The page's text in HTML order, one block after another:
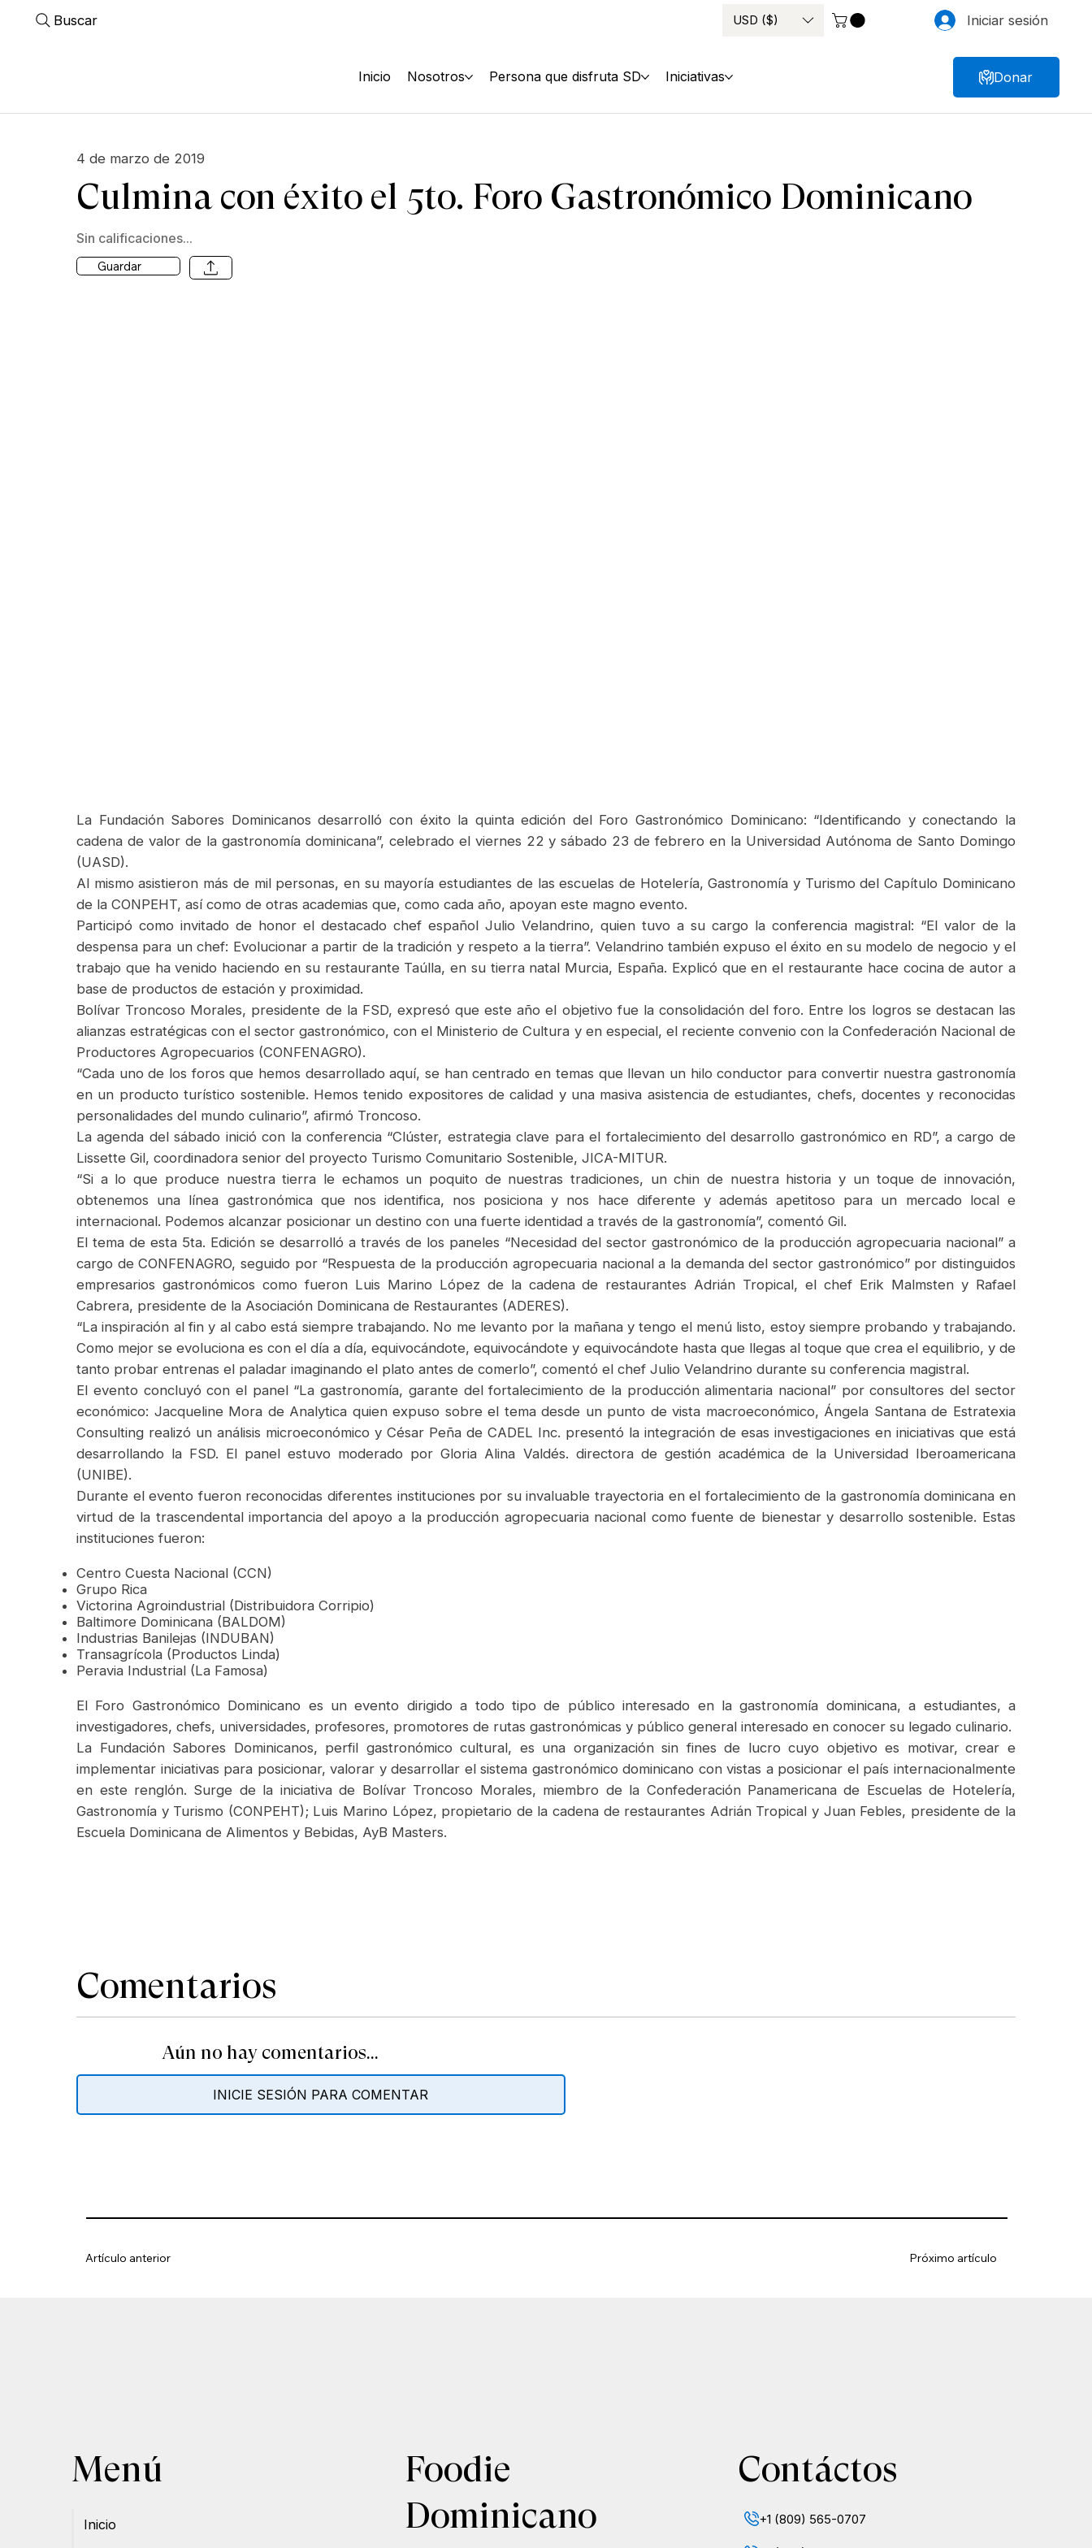
Buscar USD ($) Iniciar sesión
Inicio Nosotros Persona que disfruta SD Iniciativas Donar
4 de marzo de 2019
Culmina con éxito el 5to. Foro Gastronómico Dominicano
Sin calificaciones...
Guardar
La Fundación Sabores Dominicanos desarrolló con éxito la quinta edición del Foro Gastronómico Dominicano: “Identificando y conectando la
cadena de valor de la gastronomía dominicana”, celebrado el viernes 22 y sábado 23 de febrero en la Universidad Autónoma de Santo Domingo
(UASD).
Al mismo asistieron más de mil personas, en su mayoría estudiantes de las escuelas de Hotelería, Gastronomía y Turismo del Capítulo Dominicano
de la CONPEHT, así como de otras academias que, como cada año, apoyan este magno evento.
Participó como invitado de honor el destacado chef español Julio Velandrino, quien tuvo a su cargo la conferencia magistral: “El valor de la
despensa para un chef: Evolucionar a partir de la tradición y respeto a la tierra”. Velandrino también expuso el éxito en su modelo de negocio y el
trabajo que ha venido haciendo en su restaurante Taúlla, en su tierra natal Murcia, España. Explicó que en el restaurante hace cocina de autor a
base de productos de estación y proximidad.
Bolívar Troncoso Morales, presidente de la FSD, expresó que este año el objetivo fue la consolidación del foro. Entre los logros se destacan las
alianzas estratégicas con el sector gastronómico, con el Ministerio de Cultura y en especial, el reciente convenio con la Confederación Nacional de
Productores Agropecuarios (CONFENAGRO).
“Cada uno de los foros que hemos desarrollado aquí, se han centrado en temas que llevan un hilo conductor para convertir nuestra gastronomía
en un producto turístico sostenible. Hemos tenido expositores de calidad y una masiva asistencia de estudiantes, chefs, docentes y reconocidas
personalidades del mundo culinario”, afirmó Troncoso.
La agenda del sábado inició con la conferencia “Clúster, estrategia clave para el fortalecimiento del desarrollo gastronómico en RD”, a cargo de
Lissette Gil, coordinadora senior del proyecto Turismo Comunitario Sostenible, JICA-MITUR.
“Si a lo que produce nuestra tierra le echamos un poquito de nuestras tradiciones, un chin de nuestra historia y un toque de innovación,
obtenemos una línea gastronómica que nos identifica, nos posiciona y nos hace diferente y además apetitoso para un mercado local e
internacional. Podemos alcanzar posicionar un destino con una fuerte identidad a través de la gastronomía”, comentó Gil.
El tema de esta 5ta. Edición se desarrolló a través de los paneles “Necesidad del sector gastronómico de la producción agropecuaria nacional” a
cargo de CONFENAGRO, seguido por “Respuesta de la producción agropecuaria nacional a la demanda del sector gastronómico” por distinguidos
empresarios gastronómicos como fueron Luis Marino López de la cadena de restaurantes Adrián Tropical, el chef Erik Malmsten y Rafael
Cabrera, presidente de la Asociación Dominicana de Restaurantes (ADERES).
“La inspiración al fin y al cabo está siempre trabajando. No me levanto por la mañana y tengo el menú listo, estoy siempre probando y trabajando.
Como mejor se evoluciona es con el día a día, equivocándote, equivocándote y equivocándote hasta que llegas al toque que crea el equilibrio, y de
tanto probar entrenas el paladar imaginando el plato antes de comerlo”, comentó el chef Julio Velandrino durante su conferencia magistral.
El evento concluyó con el panel “La gastronomía, garante del fortalecimiento de la producción alimentaria nacional” por consultores del sector
económico: Jacqueline Mora de Analytica quien expuso sobre el tema desde un punto de vista macroeconómico, Ángela Santana de Estratexia
Consulting realizó un análisis microeconómico y César Peña de CADEL Inc. presentó la integración de esas investigaciones en iniciativas que está
desarrollando la FSD. El panel estuvo moderado por Gloria Alina Valdés. directora de gestión académica de la Universidad Iberoamericana
(UNIBE).
Durante el evento fueron reconocidas diferentes instituciones por su invaluable trayectoria en el fortalecimiento de la gastronomía dominicana en
virtud de la trascendental importancia del apoyo a la producción agropecuaria nacional como fuente de bienestar y desarrollo sostenible. Estas
instituciones fueron:
Centro Cuesta Nacional (CCN)
Grupo Rica
Victorina Agroindustrial (Distribuidora Corripio)
Baltimore Dominicana (BALDOM)
Industrias Banilejas (INDUBAN)
Transagrícola (Productos Linda)
Peravia Industrial (La Famosa)
El Foro Gastronómico Dominicano es un evento dirigido a todo tipo de público interesado en la gastronomía dominicana, a estudiantes, a
investigadores, chefs, universidades, profesores, promotores de rutas gastronómicas y público general interesado en conocer su legado culinario.
La Fundación Sabores Dominicanos, perfil gastronómico cultural, es una organización sin fines de lucro cuyo objetivo es motivar, crear e
implementar iniciativas para posicionar, valorar y desarrollar el sistema gastronómico dominicano con vistas a posicionar el país internacionalmente
en este renglón. Surge de la iniciativa de Bolívar Troncoso Morales, miembro de la Confederación Panamericana de Escuelas de Hotelería,
Gastronomía y Turismo (CONPEHT); Luis Marino López, propietario de la cadena de restaurantes Adrián Tropical y Juan Febles, presidente de la
Escuela Dominicana de Alimentos y Bebidas, AyB Masters.
Comentarios
Aún no hay comentarios...
INICIE SESIÓN PARA COMENTAR
Artículo anterior Próximo artículo
Menú
Inicio
Foodie
Dominicano
Contáctos
+1 (809) 565-0707